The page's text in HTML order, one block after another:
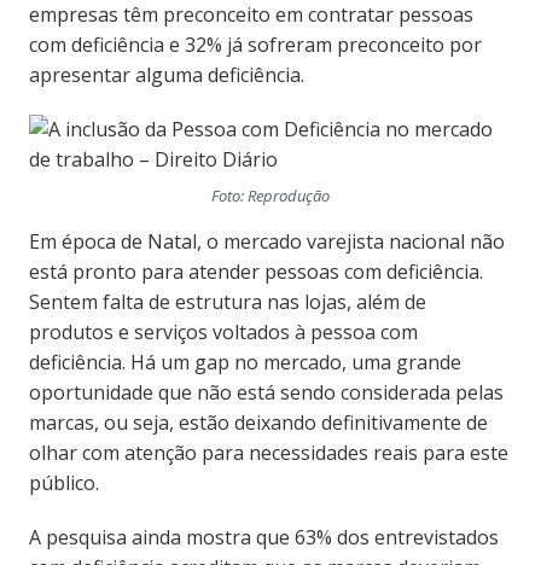
empresas têm preconceito em contratar pessoas
com deficiência e 32% já sofreram preconceito por
apresentar alguma deficiência.
Foto: Reprodução
Em época de Natal, o mercado varejista nacional não
está pronto para atender pessoas com deficiência.
Sentem falta de estrutura nas lojas, além de
produtos e serviços voltados à pessoa com
deficiência. Há um gap no mercado, uma grande
oportunidade que não está sendo considerada pelas
marcas, ou seja, estão deixando definitivamente de
olhar com atenção para necessidades reais para este
público.
A pesquisa ainda mostra que 63% dos entrevistados